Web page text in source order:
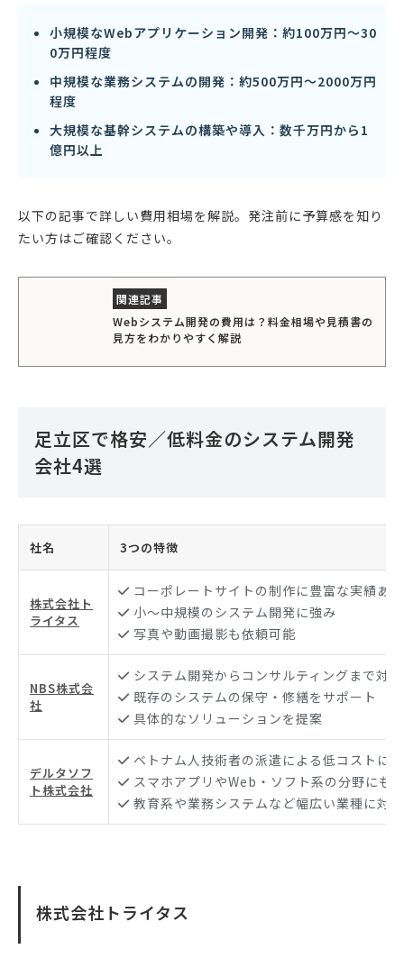
小規模なWebアプリケーション開発：約100万円〜30
0万円程度
中規模な業務システムの開発：約500万円〜2000万円
程度
大規模な基幹システムの構築や導入：数千万円から1
億円以上
以下の記事で詳しい費用相場を解説。発注前に予算感を知り
たい方はご確認ください。
Webシステム開発の費用は？料金相場や見積書の
見方をわかりやすく解説
足立区で格安／低料金のシステム開発
会社4選
社名 3つの特徴
株式会社ト
ライタス
コーポレートサイトの制作に豊富な実績あり
小〜中規模のシステム開発に強み
写真や動画撮影も依頼可能
NBS株式会
社
システム開発からコンサルティングまで対応
既存のシステムの保守・修繕をサポート
具体的なソリューションを提案
デルタソフ
ト株式会社
ベトナム人技術者の派遣による低コストに
スマホアプリやWeb・ソフト系の分野にも
教育系や業務システムなど幅広い業種に対
株式会社トライタス